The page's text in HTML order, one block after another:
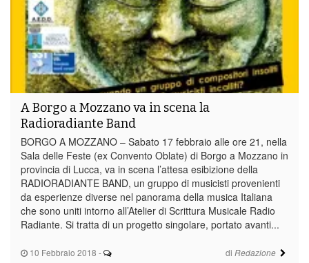
10 Febbraio 2018 - di Redazione
A Borgo a Mozzano va in scena la
Radioradiante Band
BORGO A MOZZANO – Sabato 17 febbraio alle ore 21, nella
Sala delle Feste (ex Convento Oblate) di Borgo a Mozzano in
provincia di Lucca, va in scena l’attesa esibizione della
RADIORADIANTE BAND, un gruppo di musicisti provenienti
da esperienze diverse nel panorama della musica Italiana
che sono uniti intorno all’Atelier di Scrittura Musicale Radio
Radiante. Si tratta di un progetto singolare, portato avanti...